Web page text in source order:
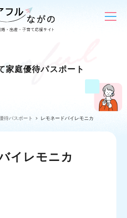
家庭優待パスポート
待パスポート レモネードバイレモニカ
イレモニカ